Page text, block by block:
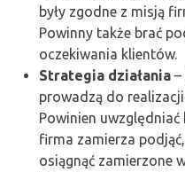
były zgodne z misją
Powinny także brać
oczekiwania klientów.
Strategia działania –
prowadzą do
Powinien
firma zamierza
osiągnąć zamierzone